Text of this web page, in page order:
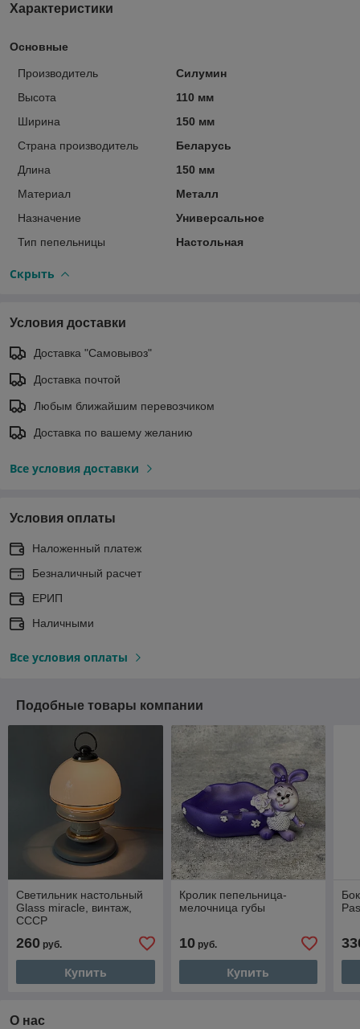
Характеристики
Основные
Производитель
Силумин
Высота
110 мм
Ширина
150 мм
Страна производитель
Беларусь
Длина
150 мм
Материал
Металл
Назначение
Универсальное
Тип пепельницы
Настольная
Скрыть
Условия доставки
Доставка "Самовывоз"
Доставка почтой
Любым ближайшим перевозчиком
Доставка по вашему желанию
Все условия доставки
Условия оплаты
Наложенный платеж
Безналичный расчет
ЕРИП
Наличными
Все условия оплаты
Подобные товары компании
Светильник настольный
Glass miracle, винтаж,
СССР
260 руб.
Купить
Кролик пепельница-
мелочница губы
10руб.
Купить
О нас